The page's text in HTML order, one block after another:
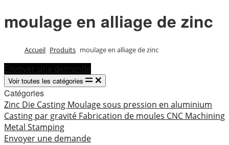
moulage en alliage de zinc
Accueil Produits moulage en alliage de zinc
Envoyer une demande
Voir toutes les catégories
Catégories
Zinc Die Casting Moulage sous pression en aluminium
Casting par gravité Fabrication de moules CNC Machining
Metal Stamping
Envoyer une demande